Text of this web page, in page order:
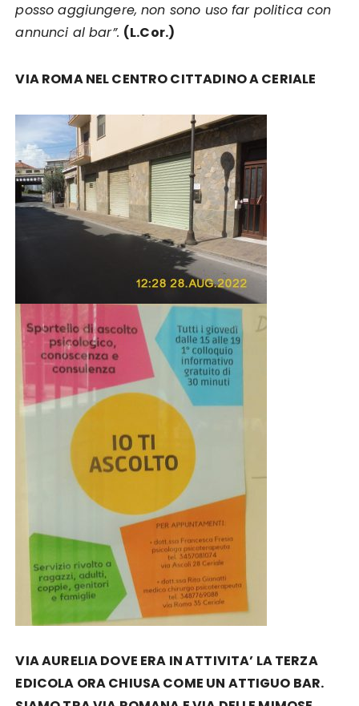
posso aggiungere, non sono uso far politica con
annunci al bar”. (L.Cor.)
VIA ROMA NEL CENTRO CITTADINO A CERIALE
VIA AURELIA DOVE ERA IN ATTIVITA’ LA TERZA
EDICOLA ORA CHIUSA COME UN ATTIGUO BAR.